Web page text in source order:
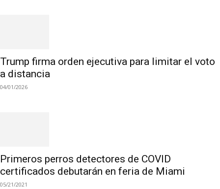
Trump firma orden ejecutiva para limitar el voto
a distancia
04/01/2026
Primeros perros detectores de COVID
certificados debutarán en feria de Miami
05/21/2021